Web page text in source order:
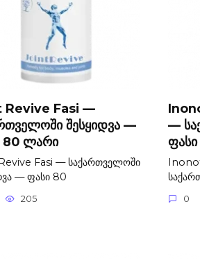
Revive Fasi —
შესყიდვა —
80 ლარი
Fasi — საქართველოში
— ფასი 80
205
—
0